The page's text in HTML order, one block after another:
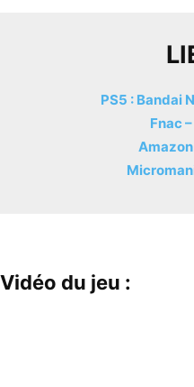
PS5 : Bandai
Fnac
Vidéo du jeu :